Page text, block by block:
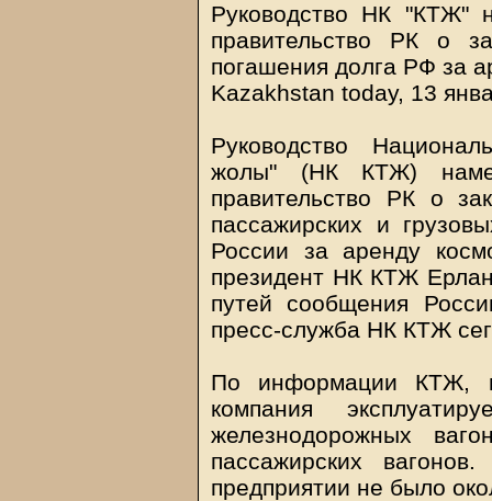
Руководство НК "КТЖ"
правительство РК о
погашения долга РФ за
Kazakhstan today, 13
Руководство
жолы" (НК КТЖ)
правительство РК о
пассажирских и
России за аренду
президент НК КТЖ
путей сообщения
пресс-служба НК КТЖ
По информации КТЖ,
компания
железнодорожных
пассажирских
предприятии не было